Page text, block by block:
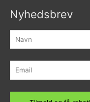
Nyhedsbrev